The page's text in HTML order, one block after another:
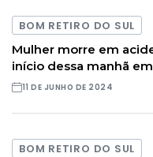
BOM RETIRO DO SUL
Mulher morre em
início dessa manhã
11 DE JUNHO DE 2024
BOM RETIRO DO SUL